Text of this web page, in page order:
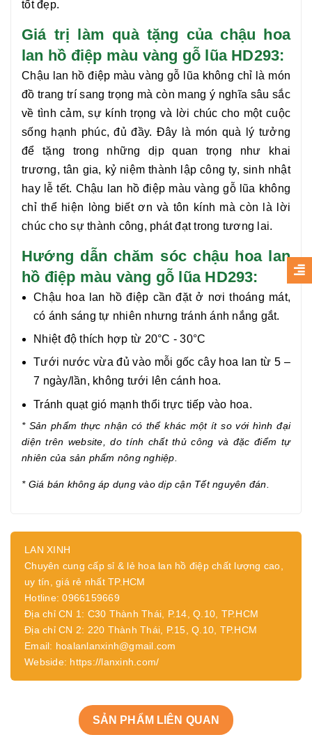
tốt đẹp.
Giá trị làm quà tặng của chậu hoa
lan hồ điệp màu vàng gỗ lũa HD293:
Chậu lan hồ điệp màu vàng gỗ lũa không chỉ là món
đồ trang trí sang trọng mà còn mang ý nghĩa sâu sắc
về tình cảm, sự kính trọng và lời chúc cho một cuộc
sống hạnh phúc, đủ đầy. Đây là món quà lý tưởng
để tặng trong những dịp quan trọng như khai
trương, tân gia, kỷ niệm thành lập công ty, sinh nhật
hay lễ tết. Chậu lan hồ điệp màu vàng gỗ lũa không
chỉ thể hiện lòng biết ơn và tôn kính mà còn là lời
chúc cho sự thành công, phát đạt trong tương lai.
Hướng dẫn chăm sóc chậu hoa lan
hồ điệp màu vàng gỗ lũa HD293:
Chậu hoa lan hồ điệp cần đặt ở nơi thoáng mát,
có ánh sáng tự nhiên nhưng tránh ánh nắng gắt.
Nhiệt độ thích hợp từ 20°C - 30°C
Tưới nước vừa đủ vào mỗi gốc cây hoa lan từ 5 –
7 ngày/lần, không tưới lên cánh hoa.
Tránh quạt gió mạnh thổi trực tiếp vào hoa.
* Sản phẩm thực nhận có thể khác một ít so với hình đại
diện trên website, do tính chất thủ công và đặc điểm tự
nhiên của sản phẩm nông nghiệp.
* Giá bán không áp dụng vào dịp cận Tết nguyên đán.
LAN XINH
Chuyên cung cấp sỉ & lẻ hoa lan hồ điệp chất lượng cao,
uy tín, giá rẻ nhất TP.HCM
Hotline: 0966159669
Địa chỉ CN 1: C30 Thành Thái, P.14, Q.10, TP.HCM
Địa chỉ CN 2: 220 Thành Thái, P.15, Q.10, TP.HCM
Email: hoalanlanxinh@gmail.com
Webside: https://lanxinh.com/
SẢN PHẨM LIÊN QUAN